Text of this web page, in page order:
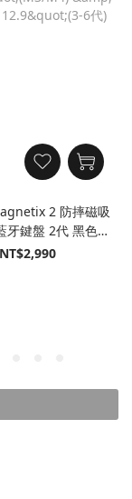
2 防摔磁吸
牙鍵盤 2代 黑色
M4) & iPad
NT$2,990